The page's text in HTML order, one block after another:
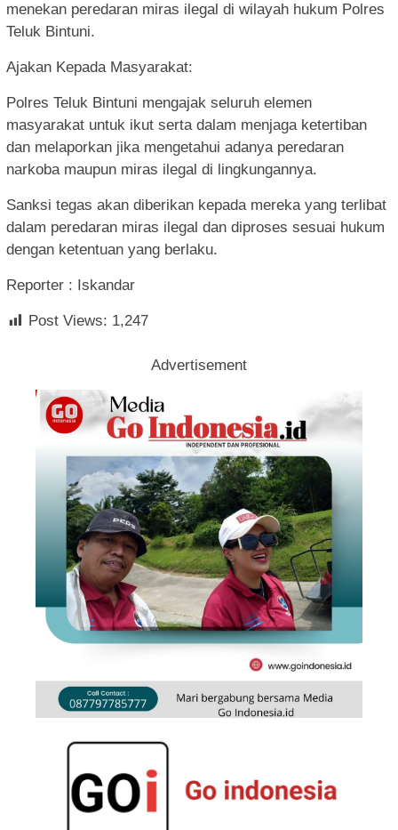
menekan peredaran miras ilegal di wilayah hukum Polres
Teluk Bintuni.
Ajakan Kepada Masyarakat:
Polres Teluk Bintuni mengajak seluruh elemen
masyarakat untuk ikut serta dalam menjaga ketertiban
dan melaporkan jika mengetahui adanya peredaran
narkoba maupun miras ilegal di lingkungannya.
Sanksi tegas akan diberikan kepada mereka yang terlibat
dalam peredaran miras ilegal dan diproses sesuai hukum
dengan ketentuan yang berlaku.
Reporter : Iskandar
Post Views: 1,247
Advertisement